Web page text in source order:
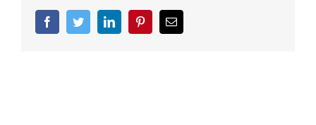
FacebookTwitterLinkedInPinterestCorreo
electrónico